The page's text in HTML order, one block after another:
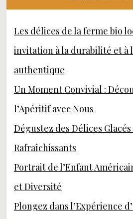
Les délices de la ferme bio
invitation à la durabilité et à
authentique
Un Moment Convivial :
l’Apéritif avec Nous
Dégustez des Délices
Rafraîchissants
Portrait de l’Enfant
et Diversité
Plongez dans l’Expérience